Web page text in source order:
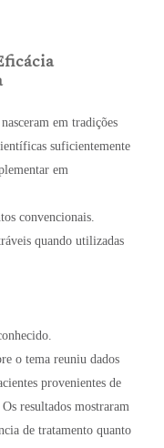
em tradições
suficientemente
em
convencionais.
quando utilizadas
o tema reuniu dados
provenientes de
resultados mostraram
de tratamento quanto